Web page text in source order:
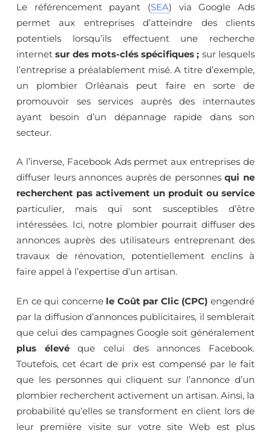
Le référencement payant (SEA) via Google Ads
permet aux entreprises d’atteindre des clients
potentiels lorsqu’ils effectuent une recherche
internet sur des mots-clés spécifiques ; sur lesquels
l’entreprise a préalablement misé. A titre d’exemple,
un plombier Orléanais peut faire en sorte de
promouvoir ses services auprès des internautes
ayant besoin d’un dépannage rapide dans son
secteur.
A l’inverse, Facebook Ads permet aux entreprises de
diffuser leurs annonces auprès de personnesqui ne
recherchent pas activement un produit ou service
particulier, mais qui sont susceptibles d’être
intéressées. Ici, notre plombier pourrait diffuser des
annonces auprès des utilisateurs entreprenant des
travaux de rénovation, potentiellement enclins à
faire appel à l’expertise d’un artisan.
En ce qui concernele Coût par Clic (CPC) engendré
par la diffusion d’annonces publicitaires, il semblerait
que celui des campagnes Google soit généralement
plus élevéque celui des annonces Facebook.
Toutefois, cet écart de prix est compensé par le fait
que les personnes qui cliquent sur l’annonce d’un
plombier recherchent activement un artisan. Ainsi, la
probabilité qu’elles se transforment en client lors de
leur première visite sur votre site Web est plus